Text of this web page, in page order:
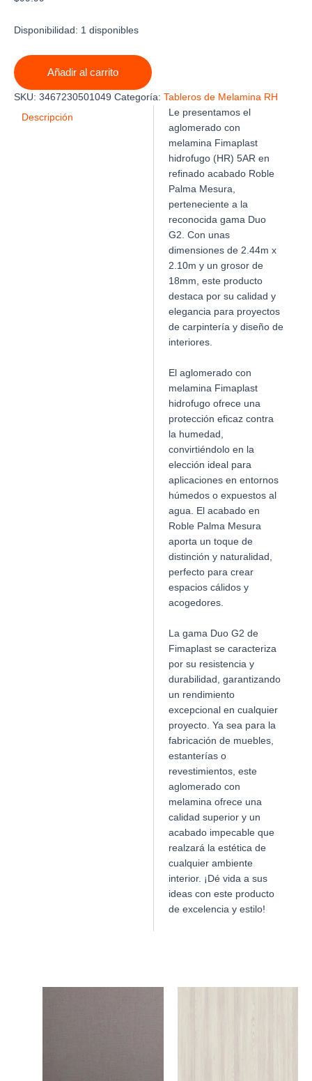
Disponibilidad: 1 disponibles
MELAMINA
FIMAPLAST
HIDROFUGO
5AR
ROBLE
Añadir al carrito
SKU: 3467230501049 Categoría: Tableros de Melamina RH
Descripción
Le presentamos el
aglomerado con
melamina Fimaplast
hidrofugo (HR) 5AR en
refinado acabado Roble
Palma Mesura,
perteneciente a la
reconocida gama Duo
G2. Con unas
dimensiones de 2.44m x
2.10m y un grosor de
18mm, este producto
destaca por su calidad y
elegancia para proyectos
de carpintería y diseño de
interiores.
El aglomerado con
melamina Fimaplast
hidrofugo ofrece una
protección eficaz contra
la humedad,
convirtiéndolo en la
elección ideal para
aplicaciones en entornos
húmedos o expuestos al
agua. El acabado en
Roble Palma Mesura
aporta un toque de
distinción y naturalidad,
perfecto para crear
espacios cálidos y
acogedores.
La gama Duo G2 de
Fimaplast se caracteriza
por su resistencia y
durabilidad, garantizando
un rendimiento
excepcional en cualquier
proyecto. Ya sea para la
fabricación de muebles,
estanterías o
revestimientos, este
aglomerado con
melamina ofrece una
calidad superior y un
acabado impecable que
realzará la estética de
cualquier ambiente
interior. ¡Dé vida a sus
ideas con este producto
de excelencia y estilo!